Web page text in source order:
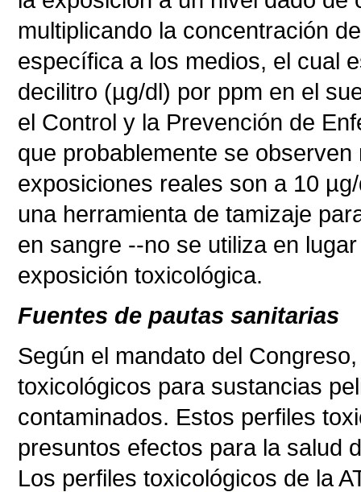
multiplicando la concentración
específica a los medios, el cual
decilitro (µg/dl) por ppm en el
el Control y la Prevención de
que probablemente se
exposiciones reales son a 10
una herramienta de tamizaje
en sangre --no se utiliza en
exposición toxicológica.
Fuentes de pautas sanitarias
Según el mandato del
toxicológicos para sustancias
contaminados. Estos perfiles
presuntos efectos para la salud
Los perfiles toxicológicos de la